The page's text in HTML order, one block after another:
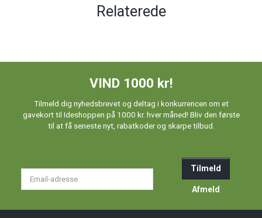
Relaterede
VIND 1000 kr!
Tilmeld dig nyhedsbrevet og deltag i konkurrencen om et
gavekort til Ideshoppen på 1000 kr. hver måned! Bliv den første
til at få seneste nyt, rabatkoder og skarpe tilbud.
Tilmeld
Afmeld